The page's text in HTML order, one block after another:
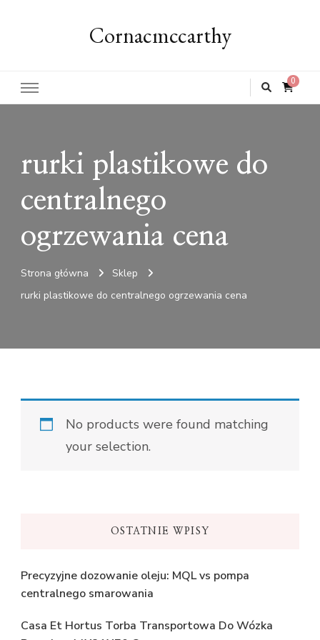
Cornacmccarthy
0
rurki plastikowe do
centralnego
ogrzewania cena
Strona główna
Sklep
rurki plastikowe do centralnego ogrzewania cena
No products were found matching
your selection.
OSTATNIE WPISY
Precyzyjne dozowanie oleju: MQL vs pompa
centralnego smarowania
Casa Et Hortus Torba Transportowa Do Wózka